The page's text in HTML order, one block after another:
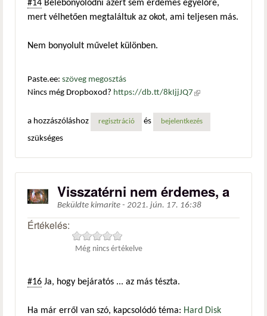
#14 Belebonyolódni azért sem érdemes egyelőre,
mert vélhetően megtaláltuk az okot, ami teljesen más.
Nem bonyolult művelet különben.
Paste.ee: szöveg megosztás
Nincs még Dropboxod? https://db.tt/8kIjjJQ7 (külső
a hozzászóláshoz
regisztráció és bejelentkezés
szükséges
Visszatérni nem érdemes, a
Beküldte kimarite - 2021. jún. 17. 16:38
Értékelés:
Még nincs értékelve
#16 Ja, hogy bejáratós ... az más tészta.
Ha már erről van szó, kapcsolódó téma: Hard Disk